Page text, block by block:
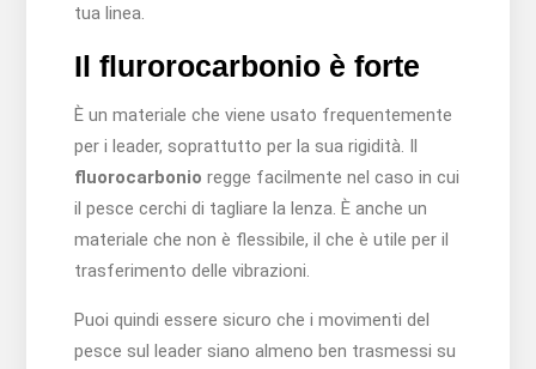
tua linea.
Il flurorocarbonio è forte
È un materiale che viene usato frequentemente
per i leader, soprattutto per la sua rigidità. Il
fluorocarbonio regge facilmente nel caso in cui
il pesce cerchi di tagliare la lenza. È anche un
materiale che non è flessibile, il che è utile per il
trasferimento delle vibrazioni.
Puoi quindi essere sicuro che i movimenti del
pesce sul leader siano almeno ben trasmessi su